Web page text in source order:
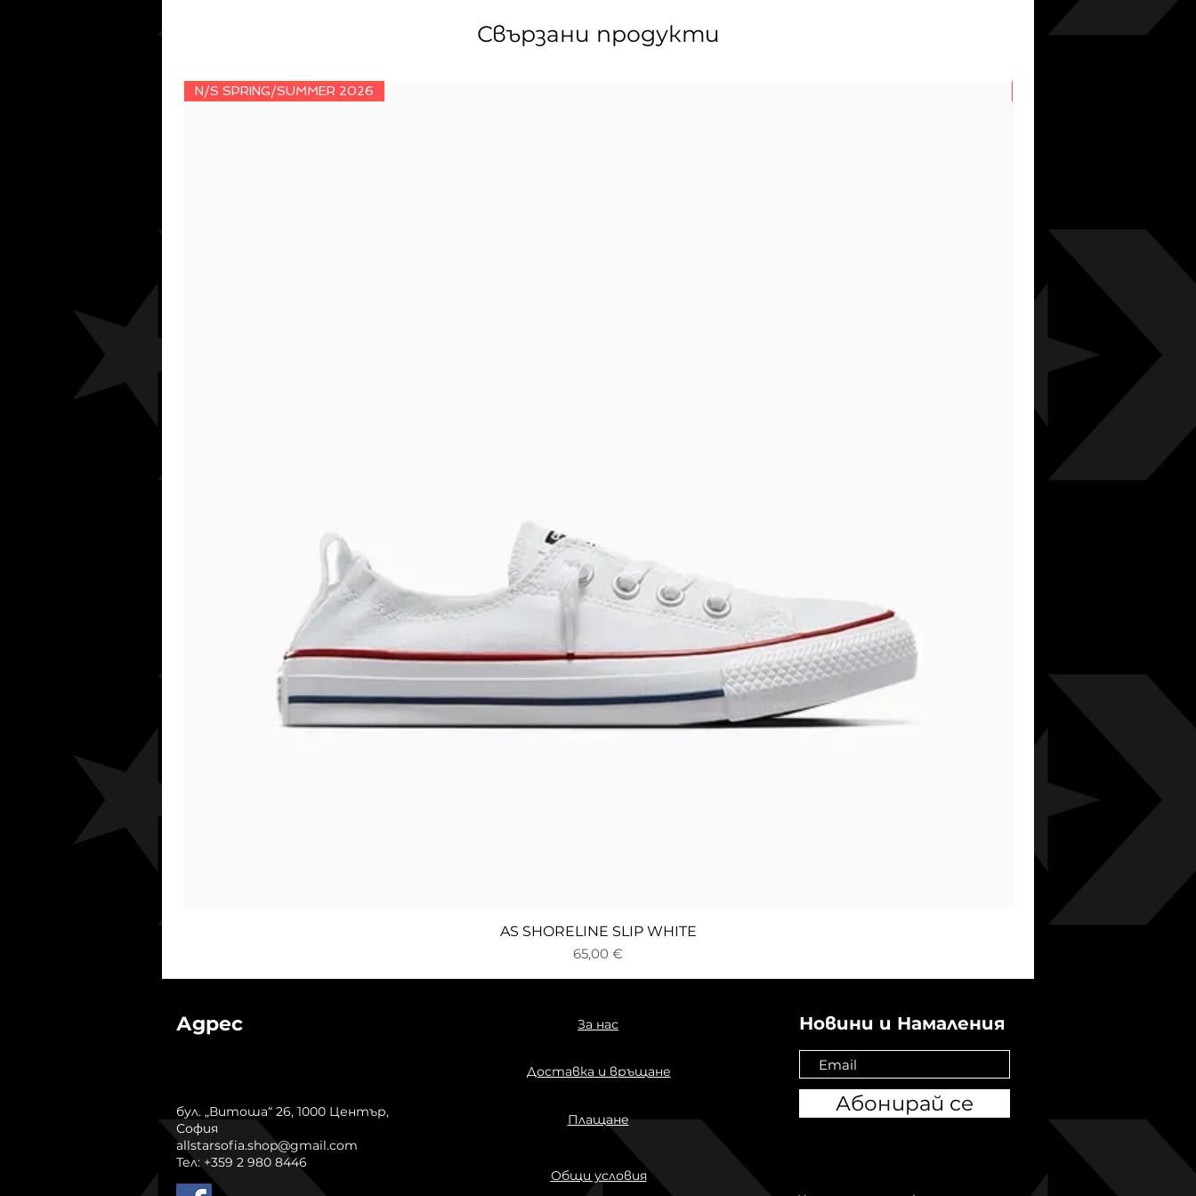
Свързани продукти
Бърз преглед
N/S SPRING/SUMMER 2026
AS SHORELINE SLIP WHITE
Цена
65,00 €
Адрес За нас
Доставка и връщане
бул. „Витоша“ 26, 1000 Център,
София
allstarsofia.shop@gmail.com
Тел: +359 2 980 8446
Плащане
Общи условия
Новини и Намаления
Абонирай се